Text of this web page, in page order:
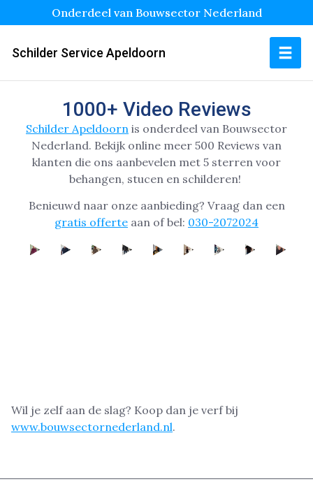
Onderdeel van Bouwsector Nederland
Schilder Service Apeldoorn
1000+ Video Reviews
Schilder Apeldoorn is onderdeel van Bouwsector
Nederland. Bekijk online meer 500 Reviews van
klanten die ons aanbevelen met 5 sterren voor
behangen, stucen en schilderen!
Benieuwd naar onze aanbieding? Vraag dan een
gratis offerte aan of bel: 030-2072024
Wil je zelf aan de slag? Koop dan je verf bij
www.bouwsectornederland.nl.